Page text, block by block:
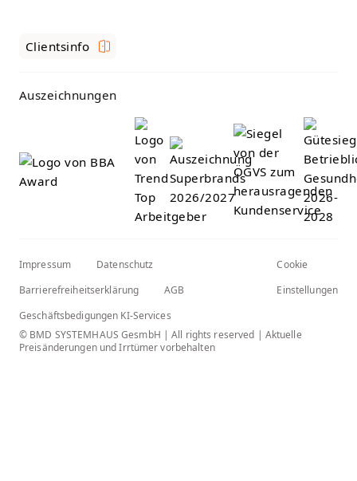
Clientsinfo
Auszeichnungen
Impressum
Datenschutz
Barrierefreiheitserklärung
AGB
Geschäftsbedigungen KI-Services
Cookie
Einstellungen
© BMD SYSTEMHAUS GesmbH | All rights reserved | Aktuelle
Preisänderungen und Irrtümer vorbehalten